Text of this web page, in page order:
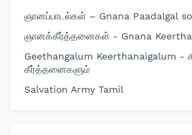
ஞானப்பாடல்கள் – Gnana Paadalgal
ஞானக்கீர்த்தனைகள் - Gnana
Geethangalum Keerthanaigalum -
கீர்த்தனைகளும்
Salvation Army Tamil